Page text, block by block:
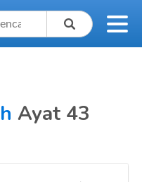
Ayat 43